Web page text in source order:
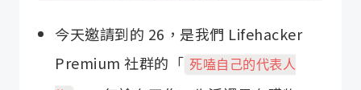
今天邀請到的 26，是我們 Lifehacker
Premium 社群的「 死嗑自己的代表人